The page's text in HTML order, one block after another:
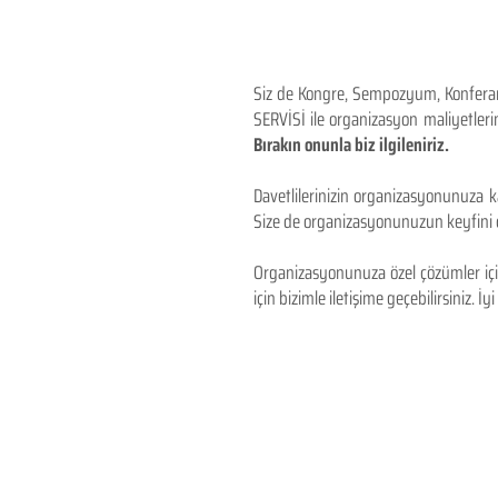
Siz de Kongre, Sempozyum,
SERVİSİ ile organizasyon
Bırakın onunla biz ilgileniriz.
Davetlilerinizin organizasyonunuza
Size de organizasyonunuzun keyfini
Organizasyonunuza özel çözümler
için bizimle iletişime geçebilirsiniz.